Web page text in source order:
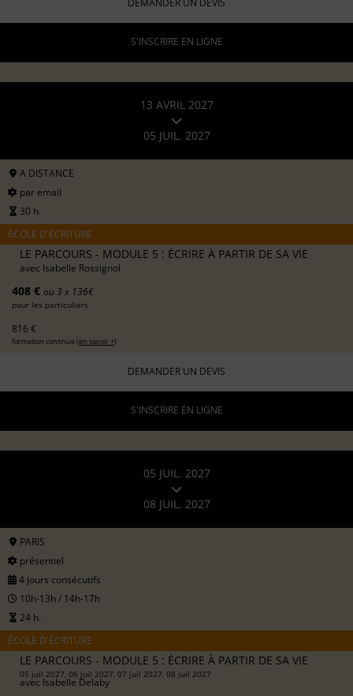
DEMANDER UN DEVIS
S'INSCRIRE EN LIGNE
13 AVRIL 2027
05 JUIL. 2027
A DISTANCE
par email
30 h.
ÉCOLE D'ÉCRITURE
LE PARCOURS - MODULE 5 : ÉCRIRE À PARTIR DE SA VIE
avec Isabelle Rossignol
408 € ou 3 x 136€
pour les particuliers
816 €
formation continue (en savoir +)
DEMANDER UN DEVIS
S'INSCRIRE EN LIGNE
05 JUIL. 2027
08 JUIL. 2027
PARIS
présentiel
4 jours consécutifs
10h-13h / 14h-17h
24 h.
ÉCOLE D'ÉCRITURE
LE PARCOURS - MODULE 5 : ÉCRIRE À PARTIR DE SA VIE
05 juil 2027, 06 juil 2027, 07 juil 2027, 08 juil 2027
avec Isabelle Delaby